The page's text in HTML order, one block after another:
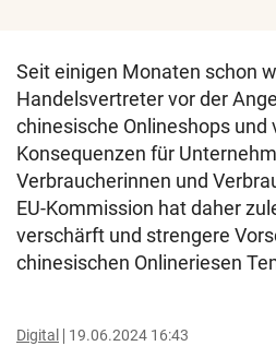
Seit einigen Monaten schon
Handelsvertreter vor der
chinesische Onlineshops und
Konsequenzen für
Verbraucherinnen und
EU-Kommission hat daher
verschärft und strengere
chinesischen Onlineriesen
Digital 19.06.2024 16:43